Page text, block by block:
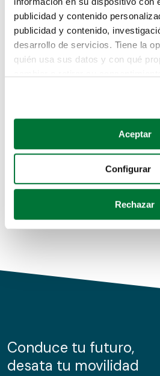
publicidad y contenido
publicidad y contenido,
desarrollo de servicios. Tiene la
quién usa sus datos y con qué
Si lo permite, también quisiéramos:
Recopilar información sobre
Identificar su dispositivo
para buscar características
Obtenga más información sobre
de cookies.
información sobre el uso que haga
nuestros partners de redes
Aceptar
Configurar
Rechazar
te hemos traido
Pero puedes encontrar el
buscando en alguno de estos
Coches de segunda mano
Coches de km0
Conduce tu futuro,
desata tu movilidad